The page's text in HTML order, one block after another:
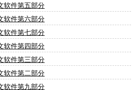
软件第五部分
软件第六部分
软件第七部分
软件第四部分
软件第三部分
软件第二部分
软件第九部分